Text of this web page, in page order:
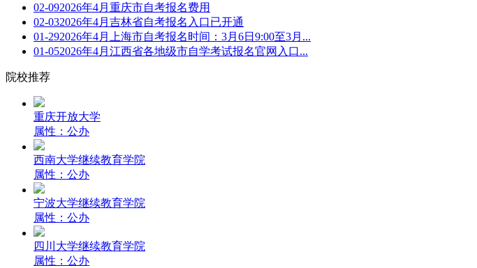
02-092026年4月重庆市自考报名费用
02-032026年4月吉林省自考报名入口已开通
01-292026年4月上海市自考报名时间：3月6日9:00至3月...
01-052026年4月江西省各地级市自学考试报名官网入口...
院校推荐
重庆开放大学
属性：公办
西南大学继续教育学院
属性：公办
宁波大学继续教育学院
属性：公办
四川大学继续教育学院
属性：公办